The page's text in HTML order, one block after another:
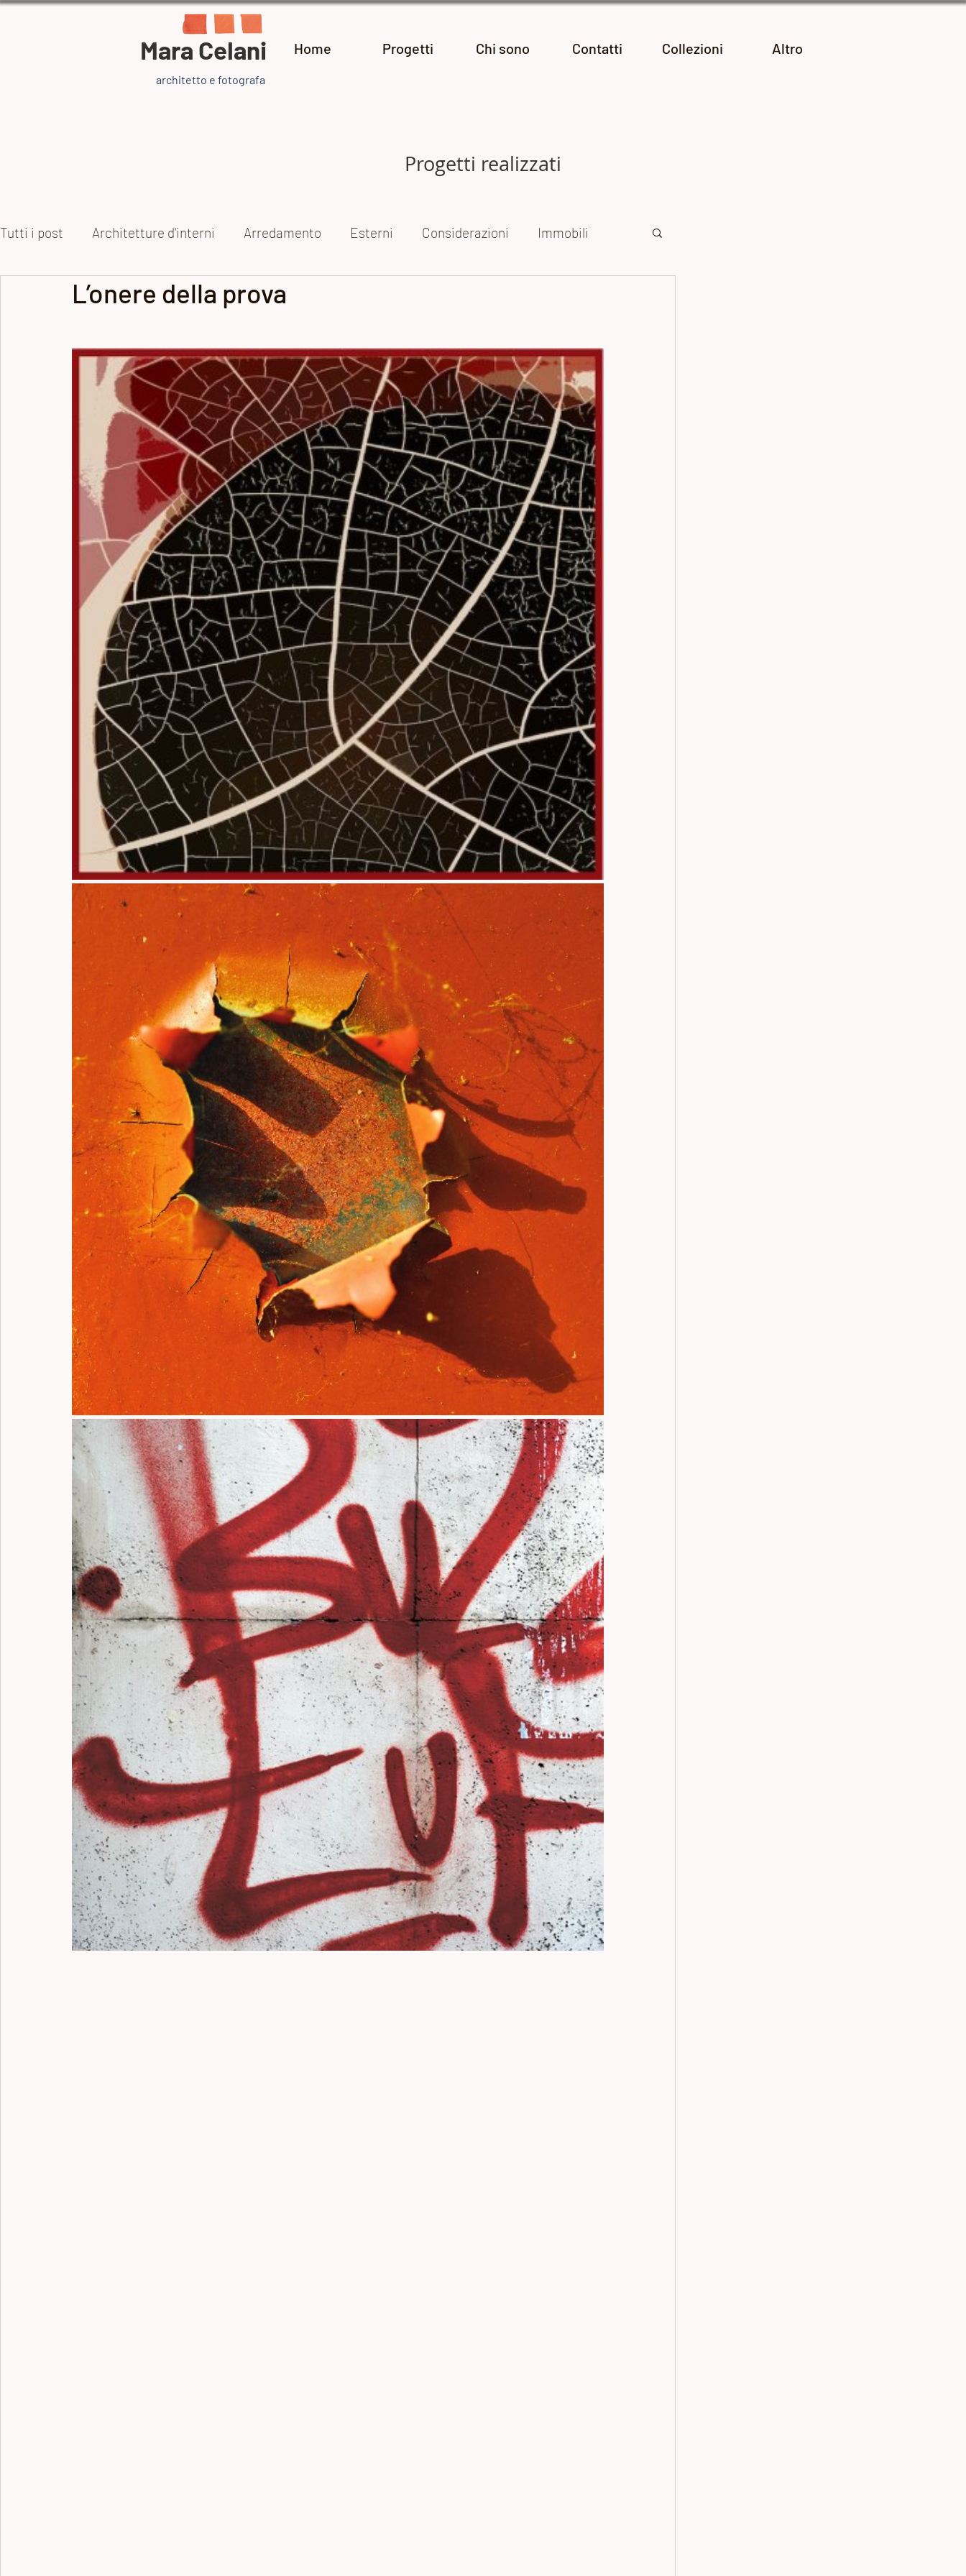
Mara Celani
architetto e fotografa
Home Progetti Chi sono Contatti Collezioni Altro
Progetti realizzati
Tutti i post Architetture d'interni Arredamento Esterni Considerazioni Immobili
Collezioni Arte e artisti Ispirazione
Archivio dei post Gioielli
L’onere della prova